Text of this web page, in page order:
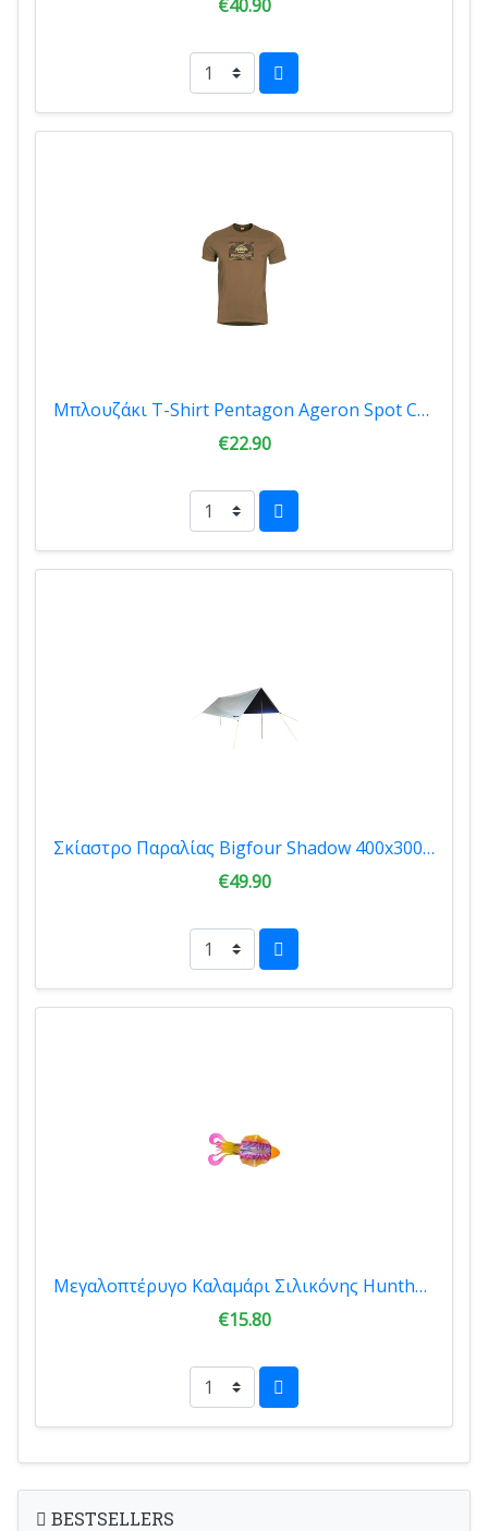
€40.90
Μπλουζάκι T-Shirt Pentagon Ageron Spot Camo Coyote K09012-SC-03
€22.90
Σκίαστρο Παραλίας Bigfour Shadow 400x300cm UV+30 Silver/Blue 10612
€49.90
Μεγαλοπτέρυγο Καλαμάρι Σιλικόνης Hunthouse Phantom Squid Skir 180mm 166gr HU.08PHANTOM-005
€15.80
BESTSELLERS